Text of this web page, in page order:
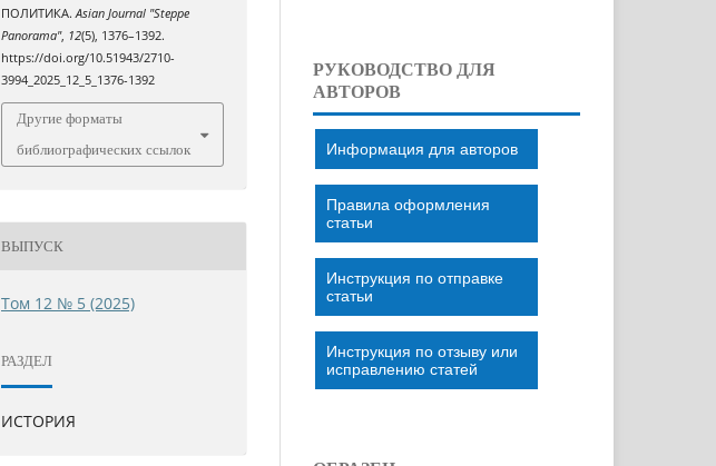
ПОЛИТИКА.Asian Journal "Steppe
Panorama", 12(5), 1376–1392.
https://doi.org/10.51943/2710-
3994_2025_12_5_1376-1392
Другие форматы
библиографических ссылок
ВЫПУСК
Том 12 № 5 (2025)
РАЗДЕЛ
ИСТОРИЯ
РУКОВОДСТВО ДЛЯ
АВТОРОВ
Информация для авторов
Правила оформления
статьи
Инструкция по отправке
статьи
Инструкция по отзыву или
исправлению статей